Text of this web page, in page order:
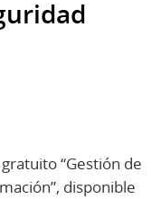
“Gestión de
disponible